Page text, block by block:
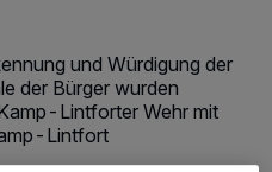
und Würdigung der
der Bürger wurden
Lintforter Wehr mit
Lintfort
„Wir und unsere Partner
so relevant für Sie. Sie können
um Ihre Einstellungen zu
indem Sie auf den Link
Rand der Webseite klicken.
Website. Weitere